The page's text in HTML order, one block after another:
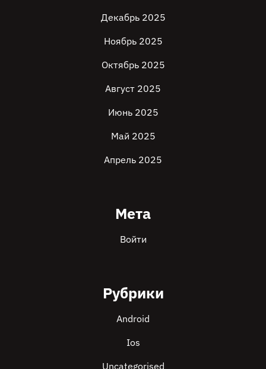
Декабрь 2025
Ноябрь 2025
Октябрь 2025
Август 2025
Июнь 2025
Май 2025
Апрель 2025
Мета
Войти
Рубрики
Android
Ios
Uncategorised